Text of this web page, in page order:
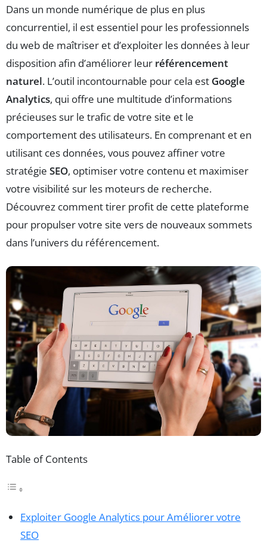
Dans un monde numérique de plus en plus
concurrentiel, il est essentiel pour les professionnels
du web de maîtriser et d’exploiter les données à leur
disposition afin d’améliorer leur référencement
naturel. L’outil incontournable pour cela est Google
Analytics, qui offre une multitude d’informations
précieuses sur le trafic de votre site et le
comportement des utilisateurs. En comprenant et en
utilisant ces données, vous pouvez affiner votre
stratégie SEO, optimiser votre contenu et maximiser
votre visibilité sur les moteurs de recherche.
Découvrez comment tirer profit de cette plateforme
pour propulser votre site vers de nouveaux sommets
dans l’univers du référencement.
Table of Contents
Exploiter Google Analytics pour Améliorer votre
SEO